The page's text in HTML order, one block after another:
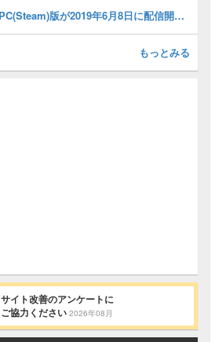
PC(Steam)版が2019年6月8日に配信開始！
もっとみる
サイト改善のアンケートに
ご協力ください 2026年08月